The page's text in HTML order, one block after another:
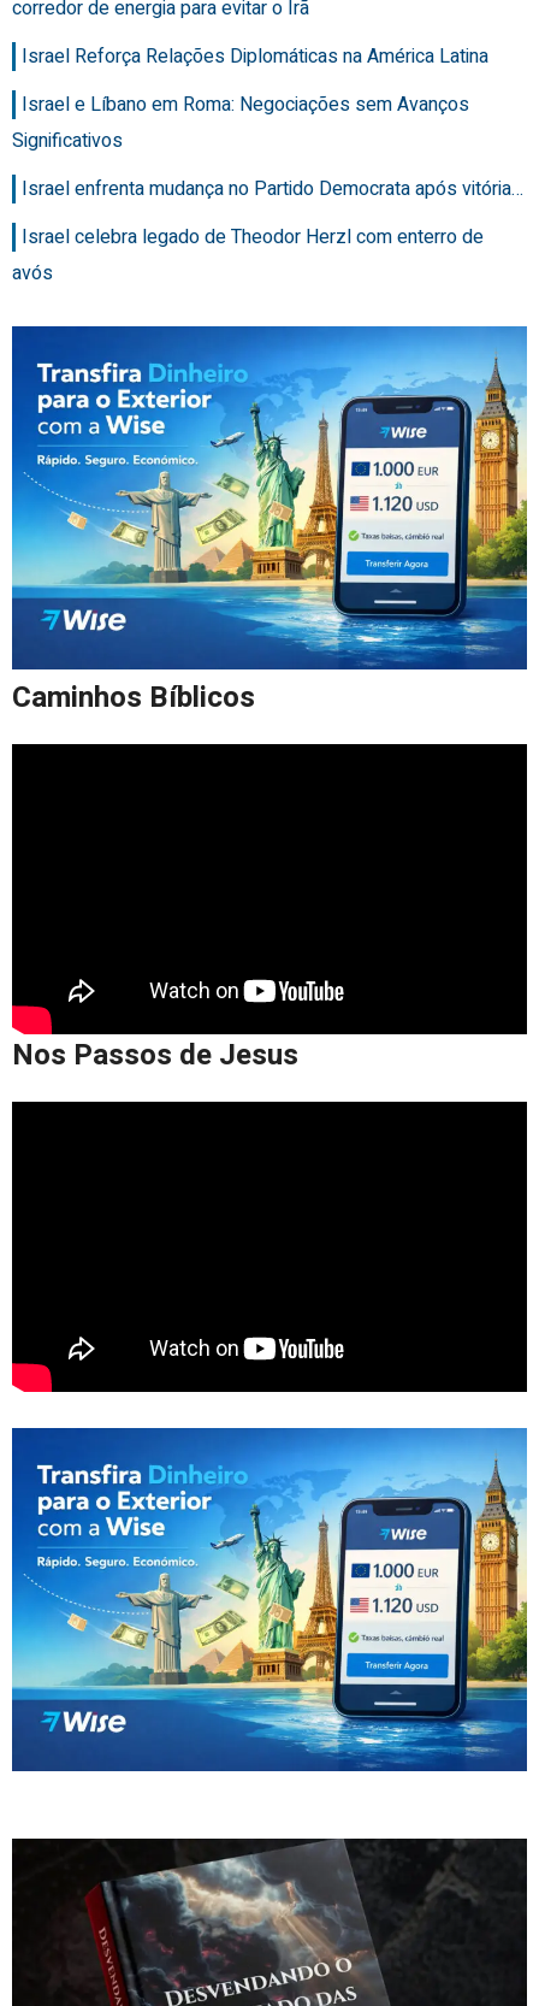
corredor de energia para evitar o Irã
Israel Reforça Relações Diplomáticas na América Latina
Israel e Líbano em Roma: Negociações sem Avanços
Significativos
Israel enfrenta mudança no Partido Democrata após vitória…
Israel celebra legado de Theodor Herzl com enterro de
avós
Caminhos Bíblicos
Nos Passos de Jesus